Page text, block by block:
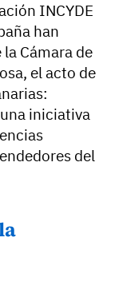
INCYDE
han
Cámara de
el acto de
iniciativa
del